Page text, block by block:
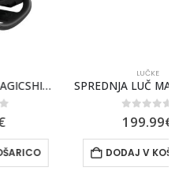
SPREDNJA LUČ MAGICSHINE MONTEER 3500S NEBULA – 3500 LM
out of 5
DODAJ V KOŠARICO